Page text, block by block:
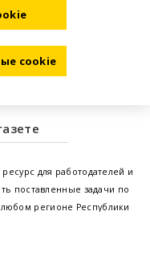
для работодателей и
поставленные задачи по
регионе Республики
cookie